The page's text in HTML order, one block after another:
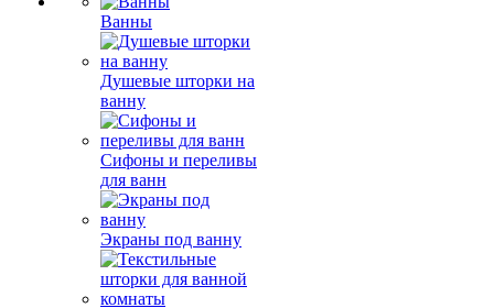
Ванны
Душевые шторки на
ванну
Сифоны и переливы
для ванн
Экраны под ванну